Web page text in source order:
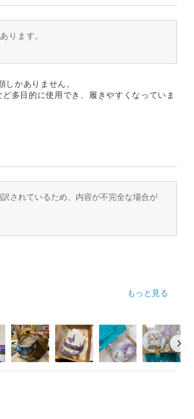
ります。
かありません。
多目的に使用でき、履きやすくなっていま
されているため、内容が不完全な場合が
もっと見る